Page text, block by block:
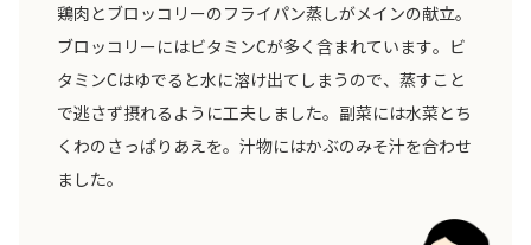
鶏肉とブロッコリーのフライパン蒸しがメインの献立。
ブロッコリーにはビタミンCが多く含まれています。ビ
タミンCはゆでると水に溶け出てしまうので、蒸すこと
で逃さず摂れるように工夫しました。副菜には水菜とち
くわのさっぱりあえを。汁物にはかぶのみそ汁を合わせ
ました。